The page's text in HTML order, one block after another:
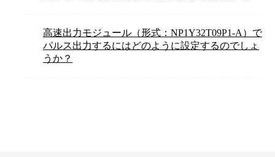
高速出力モジュール（形式：NP1Y32T09P1-A）で
パルス出力するにはどのように設定するのでしょ
うか？